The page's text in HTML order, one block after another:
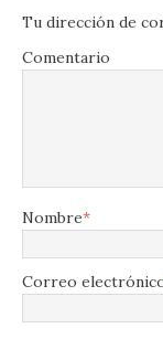
Tu dirección de
Comentario
Nombre*
Correo